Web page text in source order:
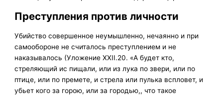
Преступления против личности
Убийство совершенное неумышленно, нечаянно и при
самообороне не считалось преступлением и не
наказывалось (Уложение XXII.20. «А будет кто,
стреляющий ис пищали, или из лука по звери, или по
птице, или по премете, и стрела или пулька вспловет, и
убьет кого за горою, или за городью,, что такое